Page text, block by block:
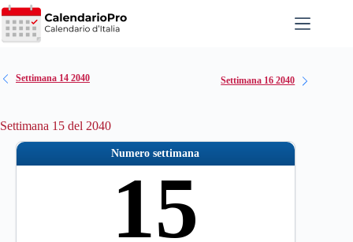
Salta
al
contenuto
Settimana 14 2040 Settimana 16 2040
Settimana 15 del 2040
Numero settimana
15